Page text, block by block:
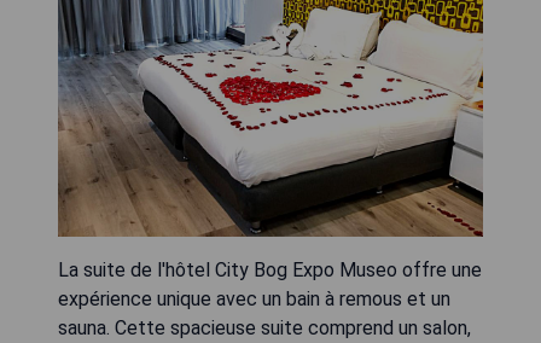
La suite de l'hôtel City Bog Expo Museo offre une
expérience unique avec un bain à remous et un
sauna. Cette spacieuse suite comprend un salon,